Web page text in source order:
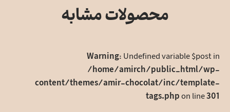
اشتراک
بگذارید
محصولات مشابه
Warning: Undefined variable $post in
/home/amirch/public_html/wp-
content/themes/amir-chocolat/inc/template-
tags.phpon line301